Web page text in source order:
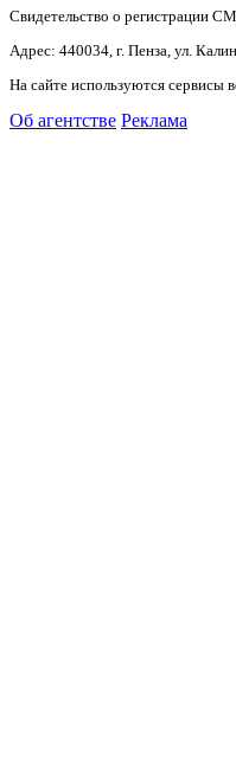
Свидетельство о регистрации
Адрес: 440034, г. Пенза, ул.
На сайте используются
Об агентстве Реклама